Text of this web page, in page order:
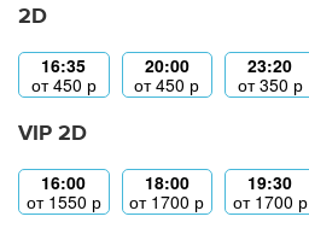
2D
16:35
от450 р
20:00
от450 р
23:20
от350 р
VIP 2D
16:00
от 1550 р
18:00
от 1700 р
19:30
от 1700 р